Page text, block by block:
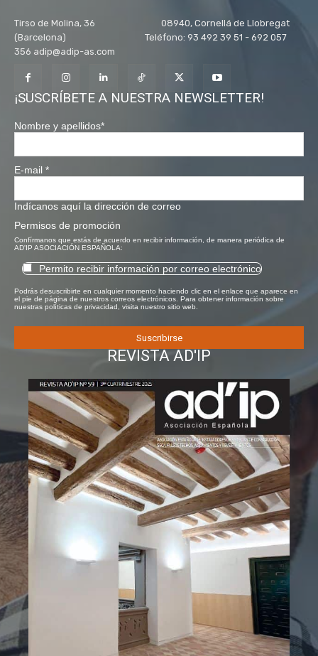
Tirso de Molina, 36 08940, Cornellá de Llobregat
(Barcelona) Teléfono: 93 492 39 51 - 692 057
356 adip@adip-as.com
¡SUSCRÍBETE A NUESTRA NEWSLETTER!
Nombre y apellidos*
E-mail *
Indícanos aquí la dirección de correo
Permisos de promoción
Confírmanos que estás de acuerdo en recibir información, de manera periódica de
AD'IP ASOCIACIÓN ESPAÑOLA:
Permito recibir información por correo electrónico
Podrás desuscribirte en cualquier momento haciendo clic en el enlace que aparece en
el pie de página de nuestros correos electrónicos. Para obtener información sobre
nuestras políticas de privacidad, visita nuestro sitio web.
REVISTA AD'IP